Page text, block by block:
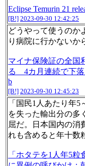
Eclipse Temurin 21
[B!] 2023-09-30 12:42:25
どうやって使うのか
り病院に行かないか
マイナ保険証の全
る 4カ月連続で下落
b
[B!] 2023-09-30 12:45:23
「国民1人あたり年
を失った輸出分の多
屈だ。日本国内の消
れも含めると年十数
「ホタテを1人年5